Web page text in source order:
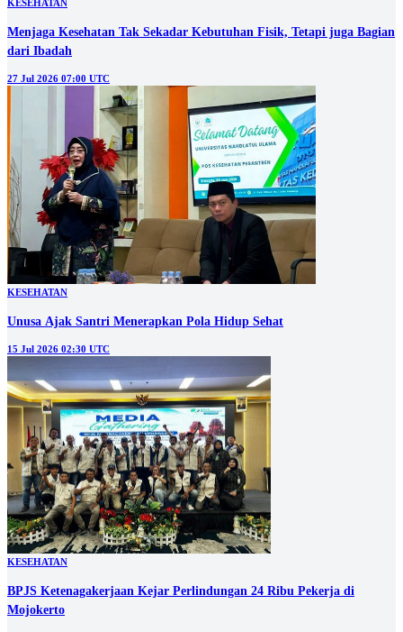
KESEHATAN
Menjaga Kesehatan Tak Sekadar Kebutuhan Fisik, Tetapi juga Bagian
dari Ibadah
27 Jul 2026 07:00 UTC
KESEHATAN
Unusa Ajak Santri Menerapkan Pola Hidup Sehat
15 Jul 2026 02:30 UTC
KESEHATAN
BPJS Ketenagakerjaan Kejar Perlindungan 24 Ribu Pekerja di
Mojokerto